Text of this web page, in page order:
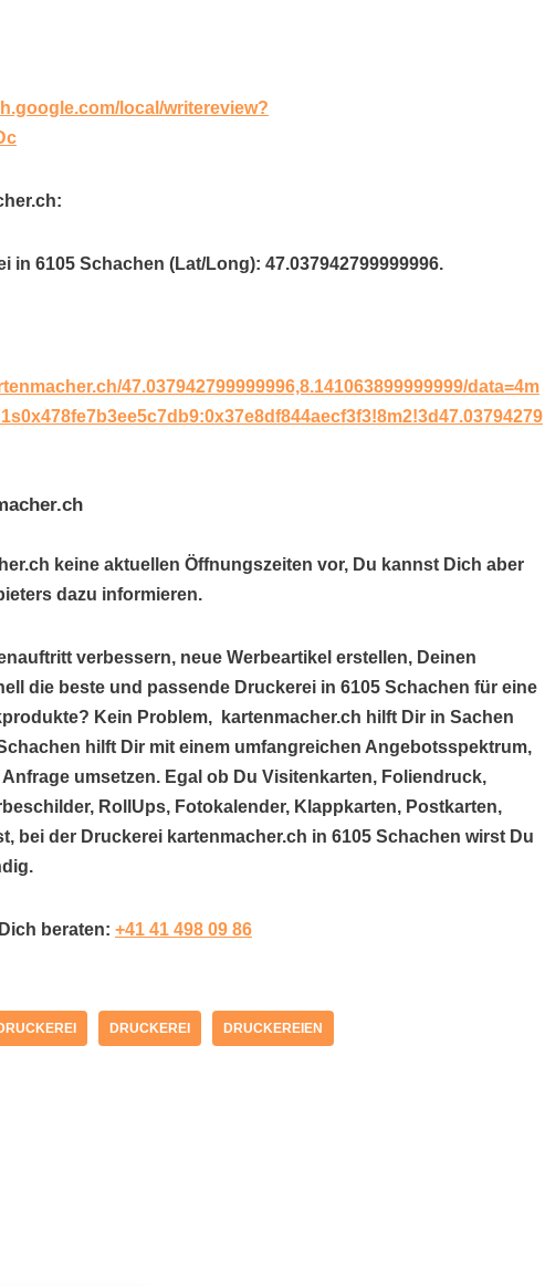
local/writereview?
6105 Schachen (Lat/Long): 47.037942799999996.
47.037942799999996,8.141063899999999/data=4m
keine aktuellen Öffnungszeiten vor, Du kannst Dich aber
dazu informieren.
verbessern, neue Werbeartikel erstellen, Deinen
die beste und passende Druckerei in 6105 Schachen für eine
Kein Problem, kartenmacher.ch hilft Dir in Sachen
hilft Dir mit einem umfangreichen Angebotsspektrum,
umsetzen. Egal ob Du Visitenkarten, Foliendruck,
RollUps, Fotokalender, Klappkarten, Postkarten,
bei der Druckerei kartenmacher.ch in 6105 Schachen wirst Du
beraten: +41 41 498 09 86
DRUCKEREI DRUCKEREIEN